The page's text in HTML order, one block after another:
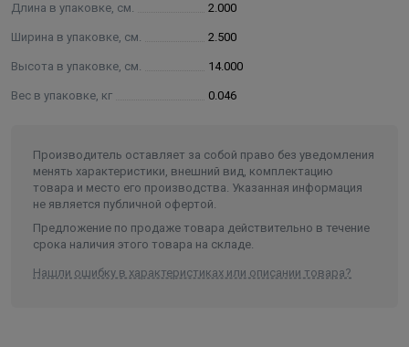
Длина в упаковке, см. 2.000
Ширина в упаковке, см. 2.500
Высота в упаковке, см. 14.000
Вес в упаковке, кг 0.046
Производитель оставляет за собой право без уведомления
менять характеристики, внешний вид, комплектацию
товара и место его производства. Указанная информация
не является публичной офертой.
Предложение по продаже товара действительно в течение
срока наличия этого товара на складе.
Нашли ошибку в характеристиках или описании товара?